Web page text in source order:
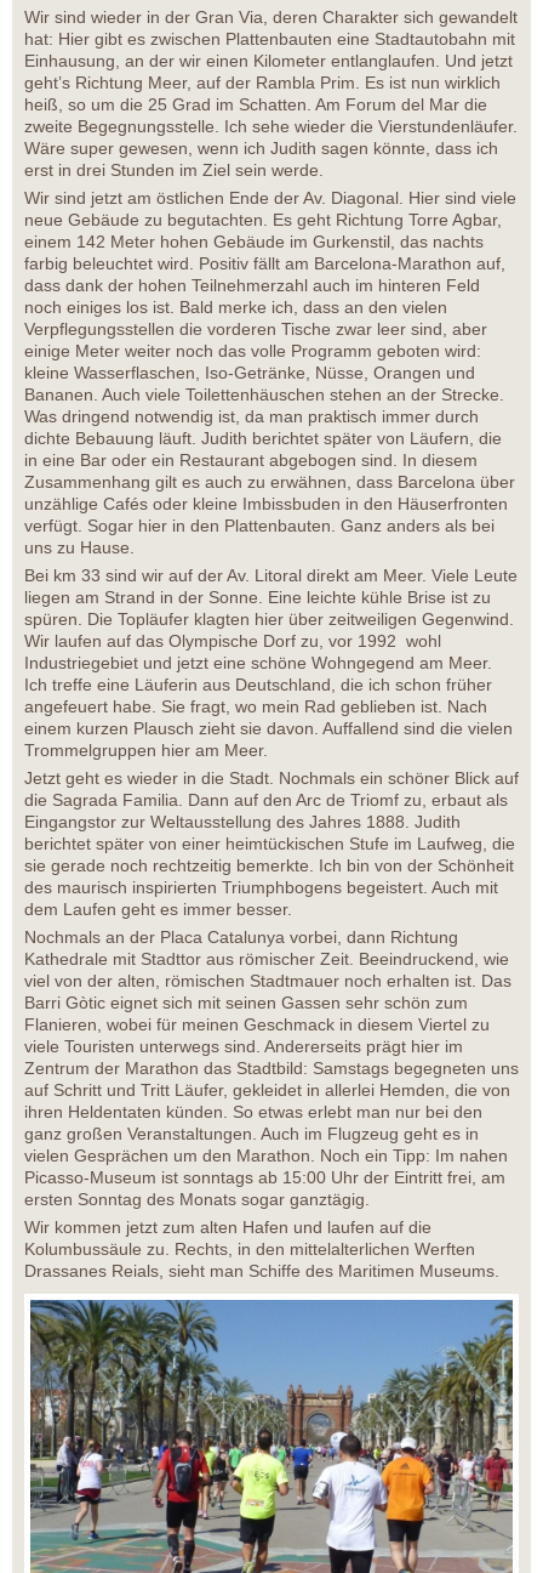
Wir sind wieder in der Gran Via, deren Charakter sich gewandelt
hat: Hier gibt es zwischen Plattenbauten eine Stadtautobahn mit
Einhausung, an der wir einen Kilometer entlanglaufen. Und jetzt
geht’s Richtung Meer, auf der Rambla Prim. Es ist nun wirklich
heiß, so um die 25 Grad im Schatten. Am Forum del Mar die
zweite Begegnungsstelle. Ich sehe wieder die Vierstundenläufer.
Wäre super gewesen, wenn ich Judith sagen könnte, dass ich
erst in drei Stunden im Ziel sein werde.
Wir sind jetzt am östlichen Ende der Av. Diagonal. Hier sind viele
neue Gebäude zu begutachten. Es geht Richtung Torre Agbar,
einem 142 Meter hohen Gebäude im Gurkenstil, das nachts
farbig beleuchtet wird. Positiv fällt am Barcelona-Marathon auf,
dass dank der hohen Teilnehmerzahl auch im hinteren Feld
noch einiges los ist. Bald merke ich, dass an den vielen
Verpflegungsstellen die vorderen Tische zwar leer sind, aber
einige Meter weiter noch das volle Programm geboten wird:
kleine Wasserflaschen, Iso-Getränke, Nüsse, Orangen und
Bananen. Auch viele Toilettenhäuschen stehen an der Strecke.
Was dringend notwendig ist, da man praktisch immer durch
dichte Bebauung läuft. Judith berichtet später von Läufern, die
in eine Bar oder ein Restaurant abgebogen sind. In diesem
Zusammenhang gilt es auch zu erwähnen, dass Barcelona über
unzählige Cafés oder kleine Imbissbuden in den Häuserfronten
verfügt. Sogar hier in den Plattenbauten. Ganz anders als bei
uns zu Hause.
Bei km 33 sind wir auf der Av. Litoral direkt am Meer. Viele Leute
liegen am Strand in der Sonne. Eine leichte kühle Brise ist zu
spüren. Die Topläufer klagten hier über zeitweiligen Gegenwind.
Wir laufen auf das Olympische Dorf zu, vor 1992 wohl
Industriegebiet und jetzt eine schöne Wohngegend am Meer.
Ich treffe eine Läuferin aus Deutschland, die ich schon früher
angefeuert habe. Sie fragt, wo mein Rad geblieben ist. Nach
einem kurzen Plausch zieht sie davon. Auffallend sind die vielen
Trommelgruppen hier am Meer.
Jetzt geht es wieder in die Stadt. Nochmals ein schöner Blick auf
die Sagrada Familia. Dann auf den Arc de Triomf zu, erbaut als
Eingangstor zur Weltausstellung des Jahres 1888. Judith
berichtet später von einer heimtückischen Stufe im Laufweg, die
sie gerade noch rechtzeitig bemerkte. Ich bin von der Schönheit
des maurisch inspirierten Triumphbogens begeistert. Auch mit
dem Laufen geht es immer besser.
Nochmals an der Placa Catalunya vorbei, dann Richtung
Kathedrale mit Stadttor aus römischer Zeit. Beeindruckend, wie
viel von der alten, römischen Stadtmauer noch erhalten ist. Das
Barri Gòtic eignet sich mit seinen Gassen sehr schön zum
Flanieren, wobei für meinen Geschmack in diesem Viertel zu
viele Touristen unterwegs sind. Andererseits prägt hier im
Zentrum der Marathon das Stadtbild: Samstags begegneten uns
auf Schritt und Tritt Läufer, gekleidet in allerlei Hemden, die von
ihren Heldentaten künden. So etwas erlebt man nur bei den
ganz großen Veranstaltungen. Auch im Flugzeug geht es in
vielen Gesprächen um den Marathon. Noch ein Tipp: Im nahen
Picasso-Museum ist sonntags ab 15:00 Uhr der Eintritt frei, am
ersten Sonntag des Monats sogar ganztägig.
Wir kommen jetzt zum alten Hafen und laufen auf die
Kolumbussäule zu. Rechts, in den mittelalterlichen Werften
Drassanes Reials, sieht man Schiffe des Maritimen Museums.